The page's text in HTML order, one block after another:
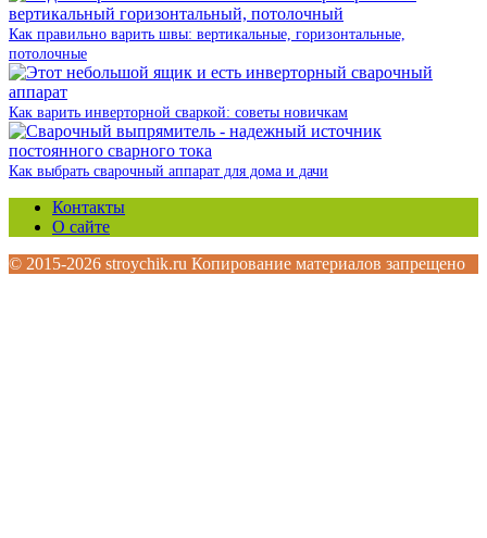
Как правильно варить швы: вертикальные, горизонтальные,
потолочные
Как варить инверторной сваркой: советы новичкам
Как выбрать сварочный аппарат для дома и дачи
Контакты
О сайте
© 2015-2026 stroychik.ru Копирование материалов запрещено